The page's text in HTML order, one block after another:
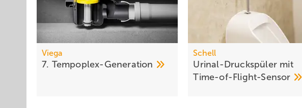
Viega
7. Tempoplex-Generation
Schell
Urinal-Druckspüler mit
Time-of-Flight-Sensor